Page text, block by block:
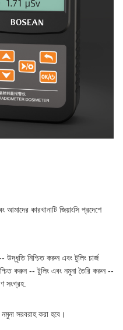
কারখানাটি জিয়াংসি প্রদেশে
নিশ্চিত করুন এবং টুলিং চার্জ
করুন -- টুলিং এবং নমুনা তৈরি করুন --
সংগ্রহ.
সরবরাহ করা হবে।